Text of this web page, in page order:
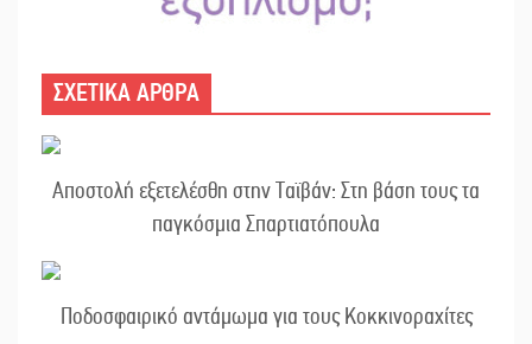
ΣΧΕΤΙΚΑ ΑΡΘΡΑ
Αποστολή εξετελέσθη στην Ταϊβάν: Στη βάση τους τα
παγκόσμια Σπαρτιατόπουλα
Ποδοσφαιρικό αντάμωμα για τους Κοκκινοραχίτες